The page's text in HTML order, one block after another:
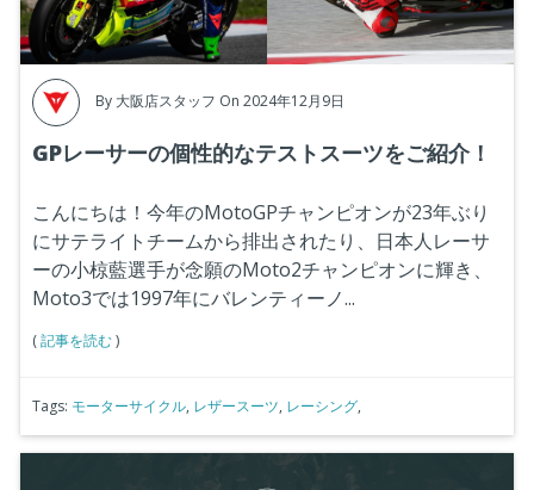
By 大阪店スタッフ On 2024年12月9日
GPレーサーの個性的なテストスーツをご紹介！
こんにちは！今年のMotoGPチャンピオンが23年ぶり
にサテライトチームから排出されたり、日本人レーサ
ーの小椋藍選手が念願のMoto2チャンピオンに輝き、
Moto3では1997年にバレンティーノ...
(記事を読む)
Tags: モーターサイクル, レザースーツ, レーシング,